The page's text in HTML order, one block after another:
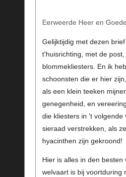
Eerweerde Heer en
Gelijktijdig met dezen
t'huisrichting, met de
blommekliesters. En ik
schoonsten die er hier
als een klein teeken
genegenheid, en
die kliesters in 't
sieraad verstrekken, als
hyacinthen zijn gekroond!
Hier is alles in den
welvaart is bij voortduring